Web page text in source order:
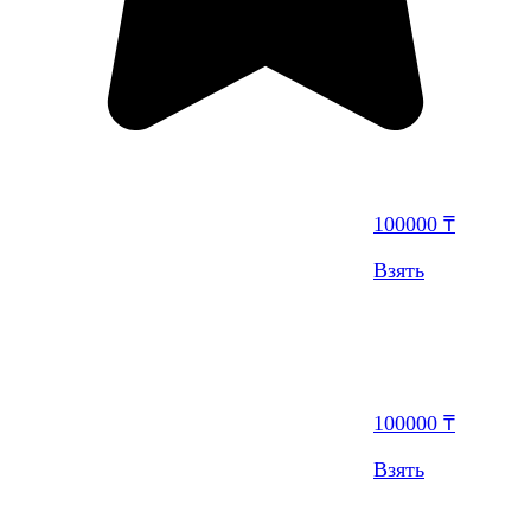
100000 ₸
Взять
100000 ₸
Взять